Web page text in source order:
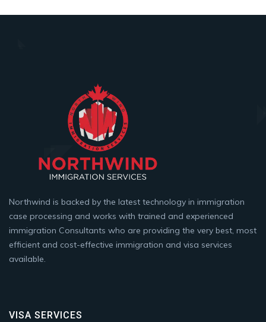
Northwind is backed by the latest technology in immigration
case processing and works with trained and experienced
immigration Consultants who are providing the very best, most
efficient and cost-effective immigration and visa services
available.
VISA SERVICES